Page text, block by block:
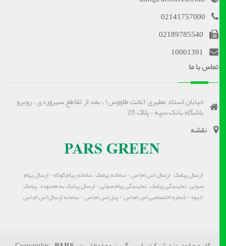
02141757000
02189785540
10001391
تماس با ما
خیابان استاد مطهری (تخت طاووس) ، بعد از تقاطع سهروردی ، روبرو
باشگاه بانک سپه ، پلاک 28
نقشه
ارسال پیامک – ارسال اس ام اس - سامانه پیامک – سامانه پیام کوتاه - ارسال پیام
صوتی – نمایندگی پیامک – نمایندگی پیام صوتی - ارسال پیامک به محدوده – پیامک
انبوه - شماره اختصاصی اس ام اس - پنل اس ام اس - سامانه ارسال اس ام اس